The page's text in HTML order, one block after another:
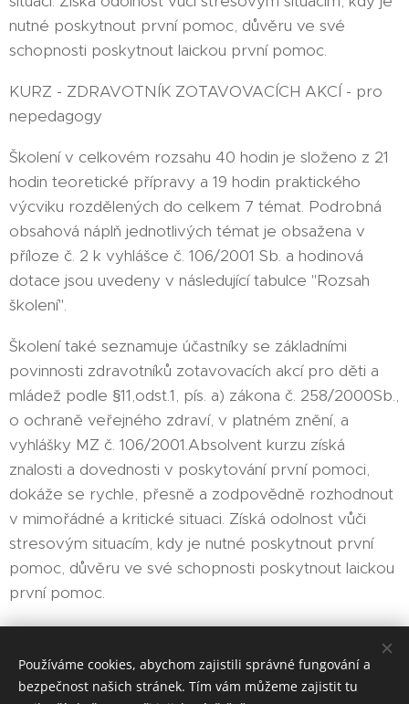
nutné poskytnout první pomoc, důvěru ve své
schopnosti poskytnout laickou první pomoc.
KURZ - ZDRAVOTNÍK ZOTAVOVACÍCH AKCÍ - pro
nepedagogy
Školení v celkovém rozsahu 40 hodin je složeno z 21
hodin teoretické přípravy a 19 hodin praktického
výcviku rozdělených do celkem 7 témat. Podrobná
obsahová náplň jednotlivých témat je obsažena v
příloze č. 2 k vyhlášce č. 106/2001 Sb. a hodinová
dotace jsou uvedeny v následující tabulce "Rozsah
školení".
Školení také seznamuje účastníky se základními
povinnosti zdravotníků zotavovacích akcí pro děti a
mládež podle §11,odst.1, pís. a) zákona č. 258/2000Sb.,
o ochraně veřejného zdraví, v platném znění, a
vyhlášky MZ č. 106/2001.Absolvent kurzu získá
znalosti a dovednosti v poskytování první pomoci,
dokáže se rychle, přesně a zodpovědně rozhodnout
v mimořádné a kritické situaci. Získá odolnost vůči
stresovým situacím, kdy je nutné poskytnout první
pomoc, důvěru ve své schopnosti poskytnout laickou
první pomoc.
Share
Používáme cookies, abychom zajistili správné fungování a
bezpečnost našich stránek. Tím vám můžeme zajistit tu